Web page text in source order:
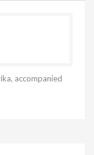
accompanied